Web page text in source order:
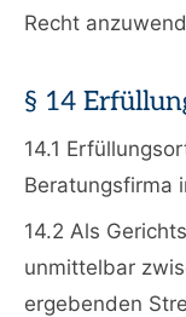
Recht
§ 14
14.1
Beratungsfirma
14.2 Als
unmittelbar
ergebenden